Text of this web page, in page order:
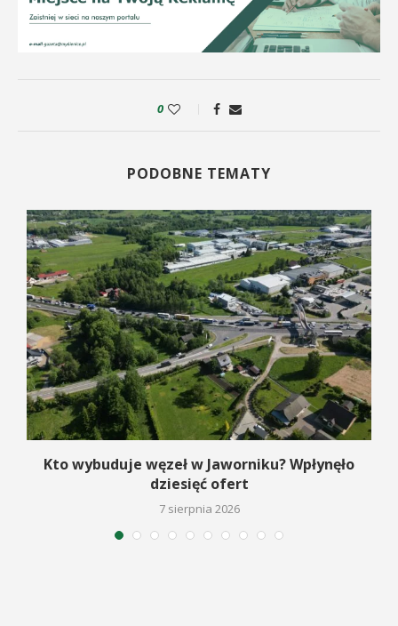
0
PODOBNE TEMATY
Kto wybuduje węzeł w Jaworniku? Wpłynęło
dziesięć ofert
7 sierpnia 2026